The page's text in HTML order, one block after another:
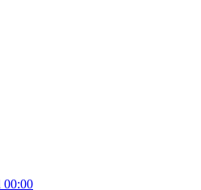
00:00